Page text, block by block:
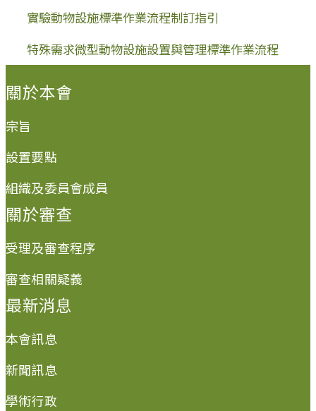
實驗動物設施標準作業流程制訂指引
特殊需求微型動物設施設置與管理標準作業流程
關於本會
宗旨
設置要點
組織及委員會成員
關於審查
受理及審查程序
審查相關疑義
最新消息
本會訊息
新聞訊息
學術行政